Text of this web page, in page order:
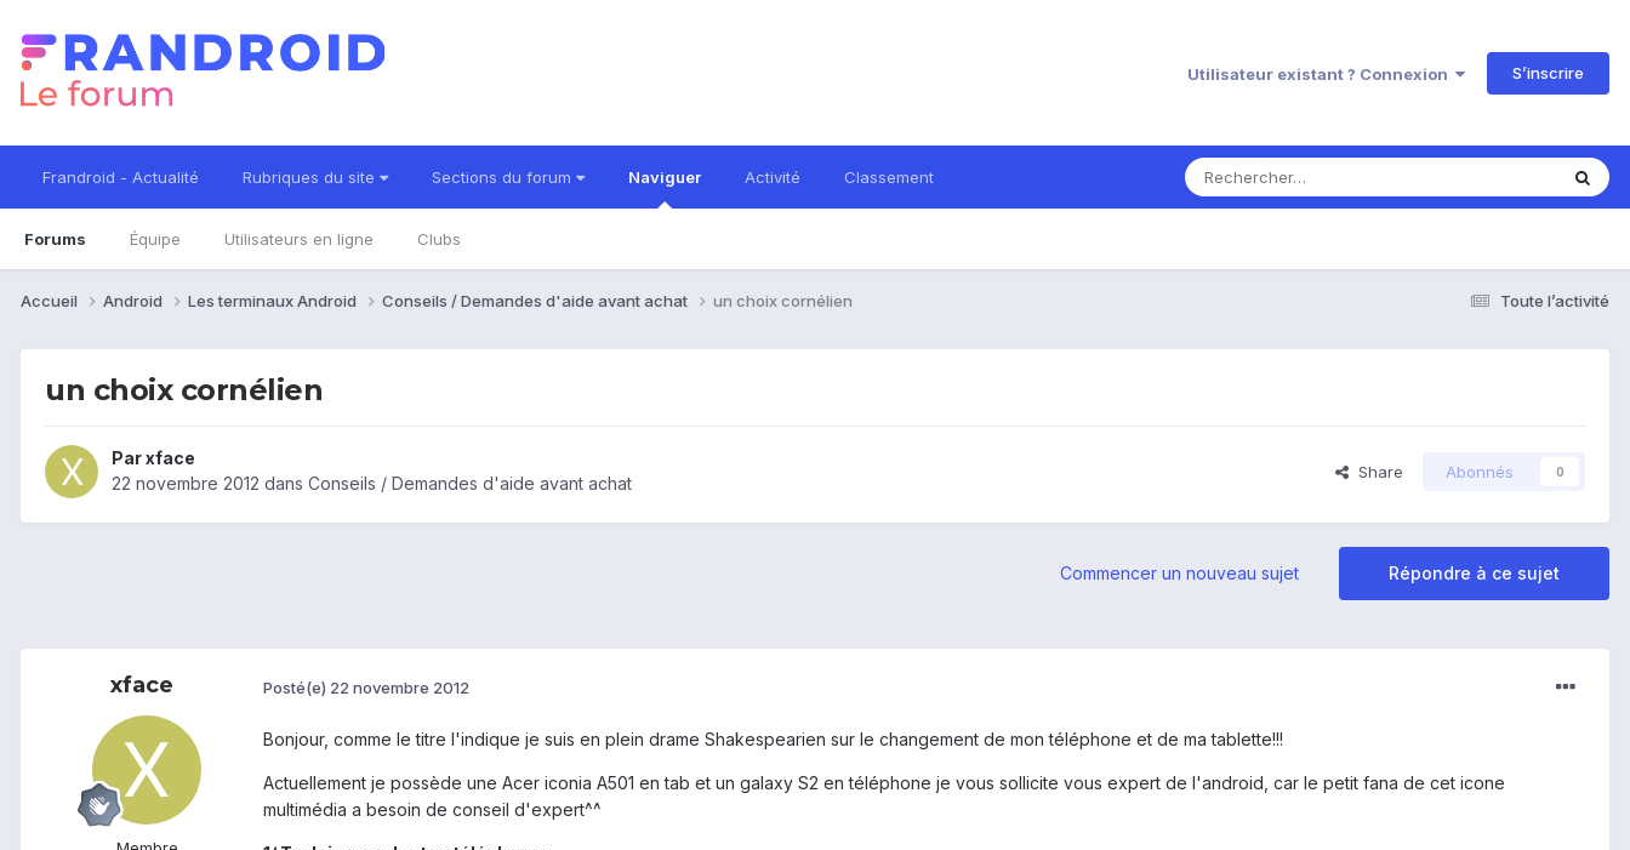
Utilisateur existant ? Connexion S’inscrire
Frandroid - Actualité Rubriques du site Sections du forum Naviguer
Forums Équipe Utilisateurs en ligne Clubs
Activité Classement
Toute l’activité
Accueil Android Les terminaux Android Conseils / Demandes d'aide avant achat un choix cornélien
un choix cornélien
Parxface
22 novembre 2012 dans Conseils / Demandes d'aide avant achat
Share Abonnés 0
Répondre à ce sujet
Commencer un nouveau sujet
xface Posté(e) 22 novembre 2012
Bonjour, comme le titre l'indique je suis en plein drame Shakespearien sur le changement de mon téléphone et de ma tablette!!!
Actuellement je possède une Acer iconia A501 en tab et un galaxy S2 en téléphone je vous sollicite vous expert de l'android, car le petit fana de cet icone
multimédia a besoin de conseil d'expert^^